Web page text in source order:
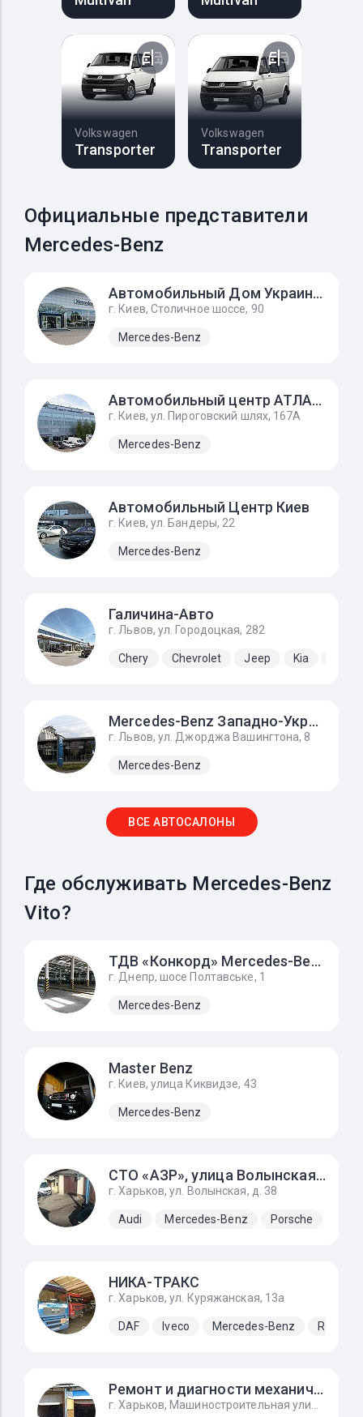
Volkswagen
Transporter
Volkswagen
Transporter
Официальные представители
Mercedes-Benz
Автомобильный Дом Украина-Мерседес Бенц
г. Киев, Столичное шоссе, 90
Mercedes-Benz
Автомобильный центр АТЛАНТ
г. Киев, ул. Пироговский шлях, 167А
Mercedes-Benz
Автомобильный Центр Киев
г. Киев, ул. Бандеры, 22
Mercedes-Benz
Галичина-Авто
г. Львов, ул. Городоцкая, 282
Chery Chevrolet Jeep Kia
Mercedes-Benz Западно-Украинский Автомобильный Дом
г. Львов, ул. Джорджа Вашингтона, 8
Mercedes-Benz
ВСЕ АВТОСАЛОНЫ
Где обслуживать Mercedes-Benz
Vito?
ТДВ «Конкорд» Mercedes-Benz
г. Днепр, шосе Полтавське, 1
Mercedes-Benz
Master Benz
г. Киев, улица Киквидзе, 43
Mercedes-Benz
СТО «АЗР»‎, улица Волынская, д. 38
г. Харьков, ул. Волынская, д. 38
Audi Mercedes-Benz Porsche
НИКА-ТРАКС
г. Харьков, ул. Куряжанская, 13а
DAF Iveco Mercedes-Benz Renault
Ремонт и диагности механического инжектора ke-jetronic